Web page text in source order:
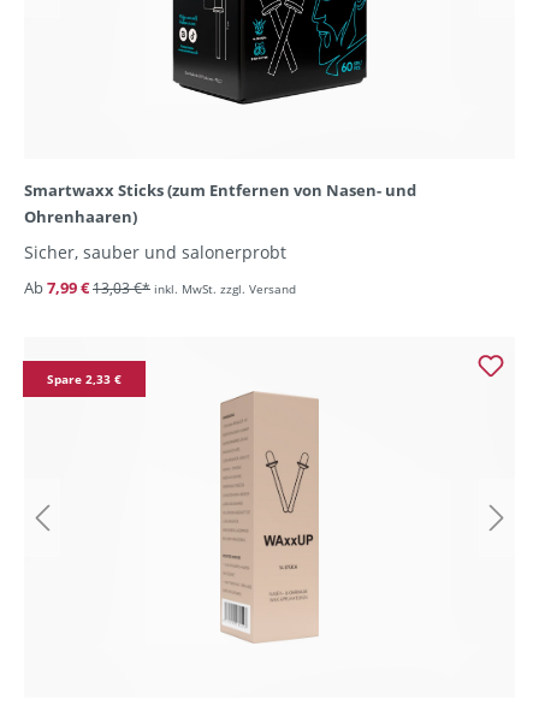
Smartwaxx Sticks (zum Entfernen von Nasen- und
Ohrenhaaren)
Sicher, sauber und salonerprobt
Ab7,99 €13,03 €* inkl. MwSt. zzgl. Versand
Spare 2,33 €